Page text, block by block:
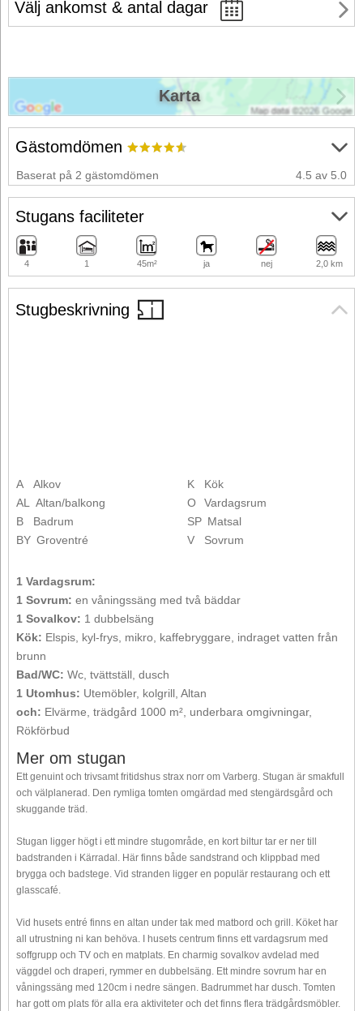
Välj ankomst & antal dagar
Stugbeskrivning
A
Alkov
AL
Altan/balkong
B
Badrum
BY Groventré
K
Kök
O
Vardagsrum
SP Matsal
V
Sovrum
1 Vardagsrum:
1 Sovrum: en våningssäng med två bäddar
1 Sovalkov: 1 dubbelsäng
Kök: Elspis, kyl-frys, mikro, kaffebryggare, indraget vatten från
brunn
Bad/WC: Wc, tvättställ, dusch
1 Utomhus: Utemöbler, kolgrill, Altan
och: Elvärme, trädgård 1000 m², underbara omgivningar,
Rökförbud
Mer om stugan
Ett genuint och trivsamt fritidshus strax norr om Varberg. Stugan är smakfull
och välplanerad. Den rymliga tomten omgärdad med stengärdsgård och
skuggande träd.
Stugan ligger högt i ett mindre stugområde, en kort biltur tar er ner till
badstranden i Kärradal. Här finns både sandstrand och klippbad med
brygga och badstege. Vid stranden ligger en populär restaurang och ett
glasscafé.
Vid husets entré finns en altan under tak med matbord och grill. Köket har
all utrustning ni kan behöva. I husets centrum finns ett vardagsrum med
soffgrupp och TV och en matplats. En charmig sovalkov avdelad med
väggdel och draperi, rymmer en dubbelsäng. Ett mindre sovrum har en
våningssäng med 120cm i nedre sängen. Badrummet har dusch. Tomten
har gott om plats för alla era aktiviteter och det finns flera trädgårdsmöbler.
Gästomdömen
Baserat på 2 gästomdömen 4.5 av 5.0
Stugans faciliteter
4 1 45m² ja nej 2,0 km
Karta